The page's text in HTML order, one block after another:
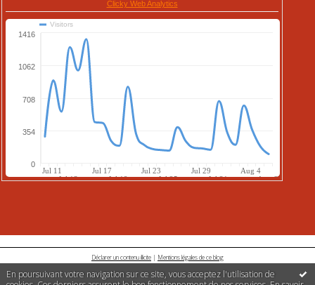
En poursuivant votre navigation sur ce site, vous acceptez l'utilisation de
Déclarer un contenu illicite | Mentions légales de ce blog